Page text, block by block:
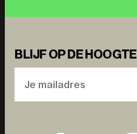
BLIJF OP DE HOOGTE